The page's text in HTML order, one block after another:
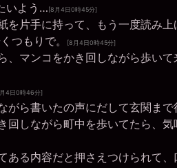
いよう…[8月4日0時45分]
を片手に持って、もう一度読み
つもりで。
[8月4日0時45分]
、マンコをかき回しながら歩い
4日0時46分]
がら書いたの声にだして玄関ま
回しながら町中を歩いてたら、
ある内容だと押さえつけられて